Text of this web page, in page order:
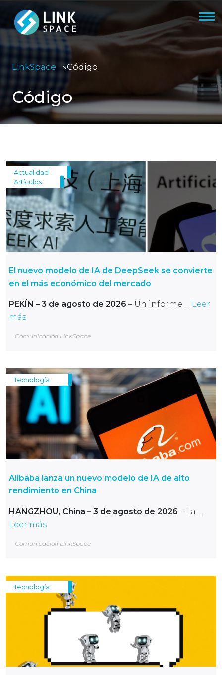
LinkSpace »Código
Código
Actualidad
Artículos
El nuevo modelo de IA de DeepSeek se convierte
en el más económico del mercado
PEKÍN – 3 de agosto de 2026 – Un informe … Leer
más
Comunicación LinkSpace
Tecnología
Alibaba lanza un nuevo modelo de IA de alto
rendimiento en China
HANGZHOU, China – 3 de agosto de 2026 – La …
Leer más
Comunicación LinkSpace
Tecnología